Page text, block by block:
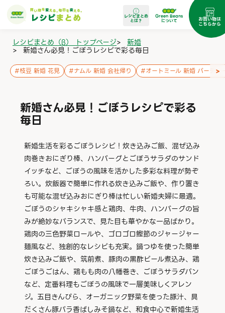
レシピまとめ
とは？
Green Beans
について お買い物は
こちらから
レシピまとめ（β） トップページ> 新婚
> 新婚さん必見！ごぼうレシピで彩る毎日
#枝豆 新婚 花見 #ナムル 新婚 会社帰り #オートミール 新婚 パーティ
>
新婚さん必見！ごぼうレシピで彩る
毎日
新婚生活を彩るごぼうレシピ！炊き込みご飯、混ぜ込み
肉巻きおにぎり棒、ハンバーグとごぼうサラダのサンド
イッチなど、ごぼうの風味を活かした多彩な料理が勢ぞ
ろい。炊飯器で簡単に作れる炊き込みご飯や、作り置き
も可能な混ぜ込みおにぎり棒は忙しい新婚夫婦に最適。
ごぼうのシャキシャキ感と鶏肉、牛肉、ハンバーグの旨
みが絶妙なバランスで、見た目も華やかな一品ばかり。
鶏肉の三色野菜ロールや、ゴロゴロ鰹節のジャージャー
麺風など、独創的なレシピも充実。鍋つゆを使った簡単
炊き込みご飯や、筑前煮、豚肉の黒酢ビール煮込み、鶏
ごぼうごはん、鶏もも肉の八幡巻き、ごぼうサラダパン
など、定番料理もごぼうの風味で一層美味しくアレン
ジ。五目きんぴら、オーガニック野菜を使った豚汁、具
だくさん豚バラ香ばしみそ鍋など、和食中心で新婚生活